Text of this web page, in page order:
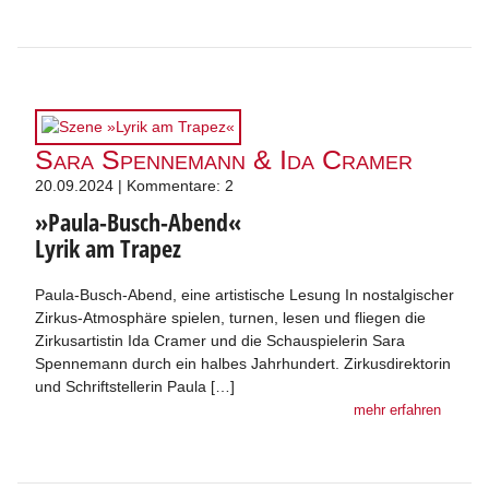
Sara Spennemann & Ida Cramer
20.09.2024 | Kommentare: 2
»Paula-Busch-Abend«
Lyrik am Trapez
Paula-Busch-Abend, eine artistische Lesung In nostalgischer
Zirkus-Atmosphäre spielen, turnen, lesen und fliegen die
Zirkusartistin Ida Cramer und die Schauspielerin Sara
Spennemann durch ein halbes Jahrhundert. Zirkusdirektorin
und Schriftstellerin Paula […]
mehr erfahren